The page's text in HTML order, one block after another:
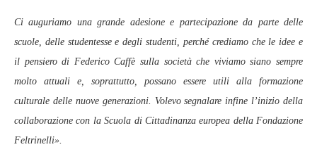
Ci auguriamo una grande adesione e partecipazione da parte delle
scuole, delle studentesse e degli studenti, perché crediamo che le idee e
il pensiero di Federico Caffè sulla società che viviamo siano sempre
molto attuali e, soprattutto, possano essere utili alla formazione
culturale delle nuove generazioni. Volevo segnalare infine l’inizio della
collaborazione con la Scuola di Cittadinanza europea della Fondazione
Feltrinelli».